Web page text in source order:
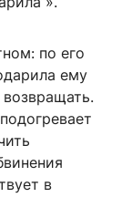
по его
ему
в